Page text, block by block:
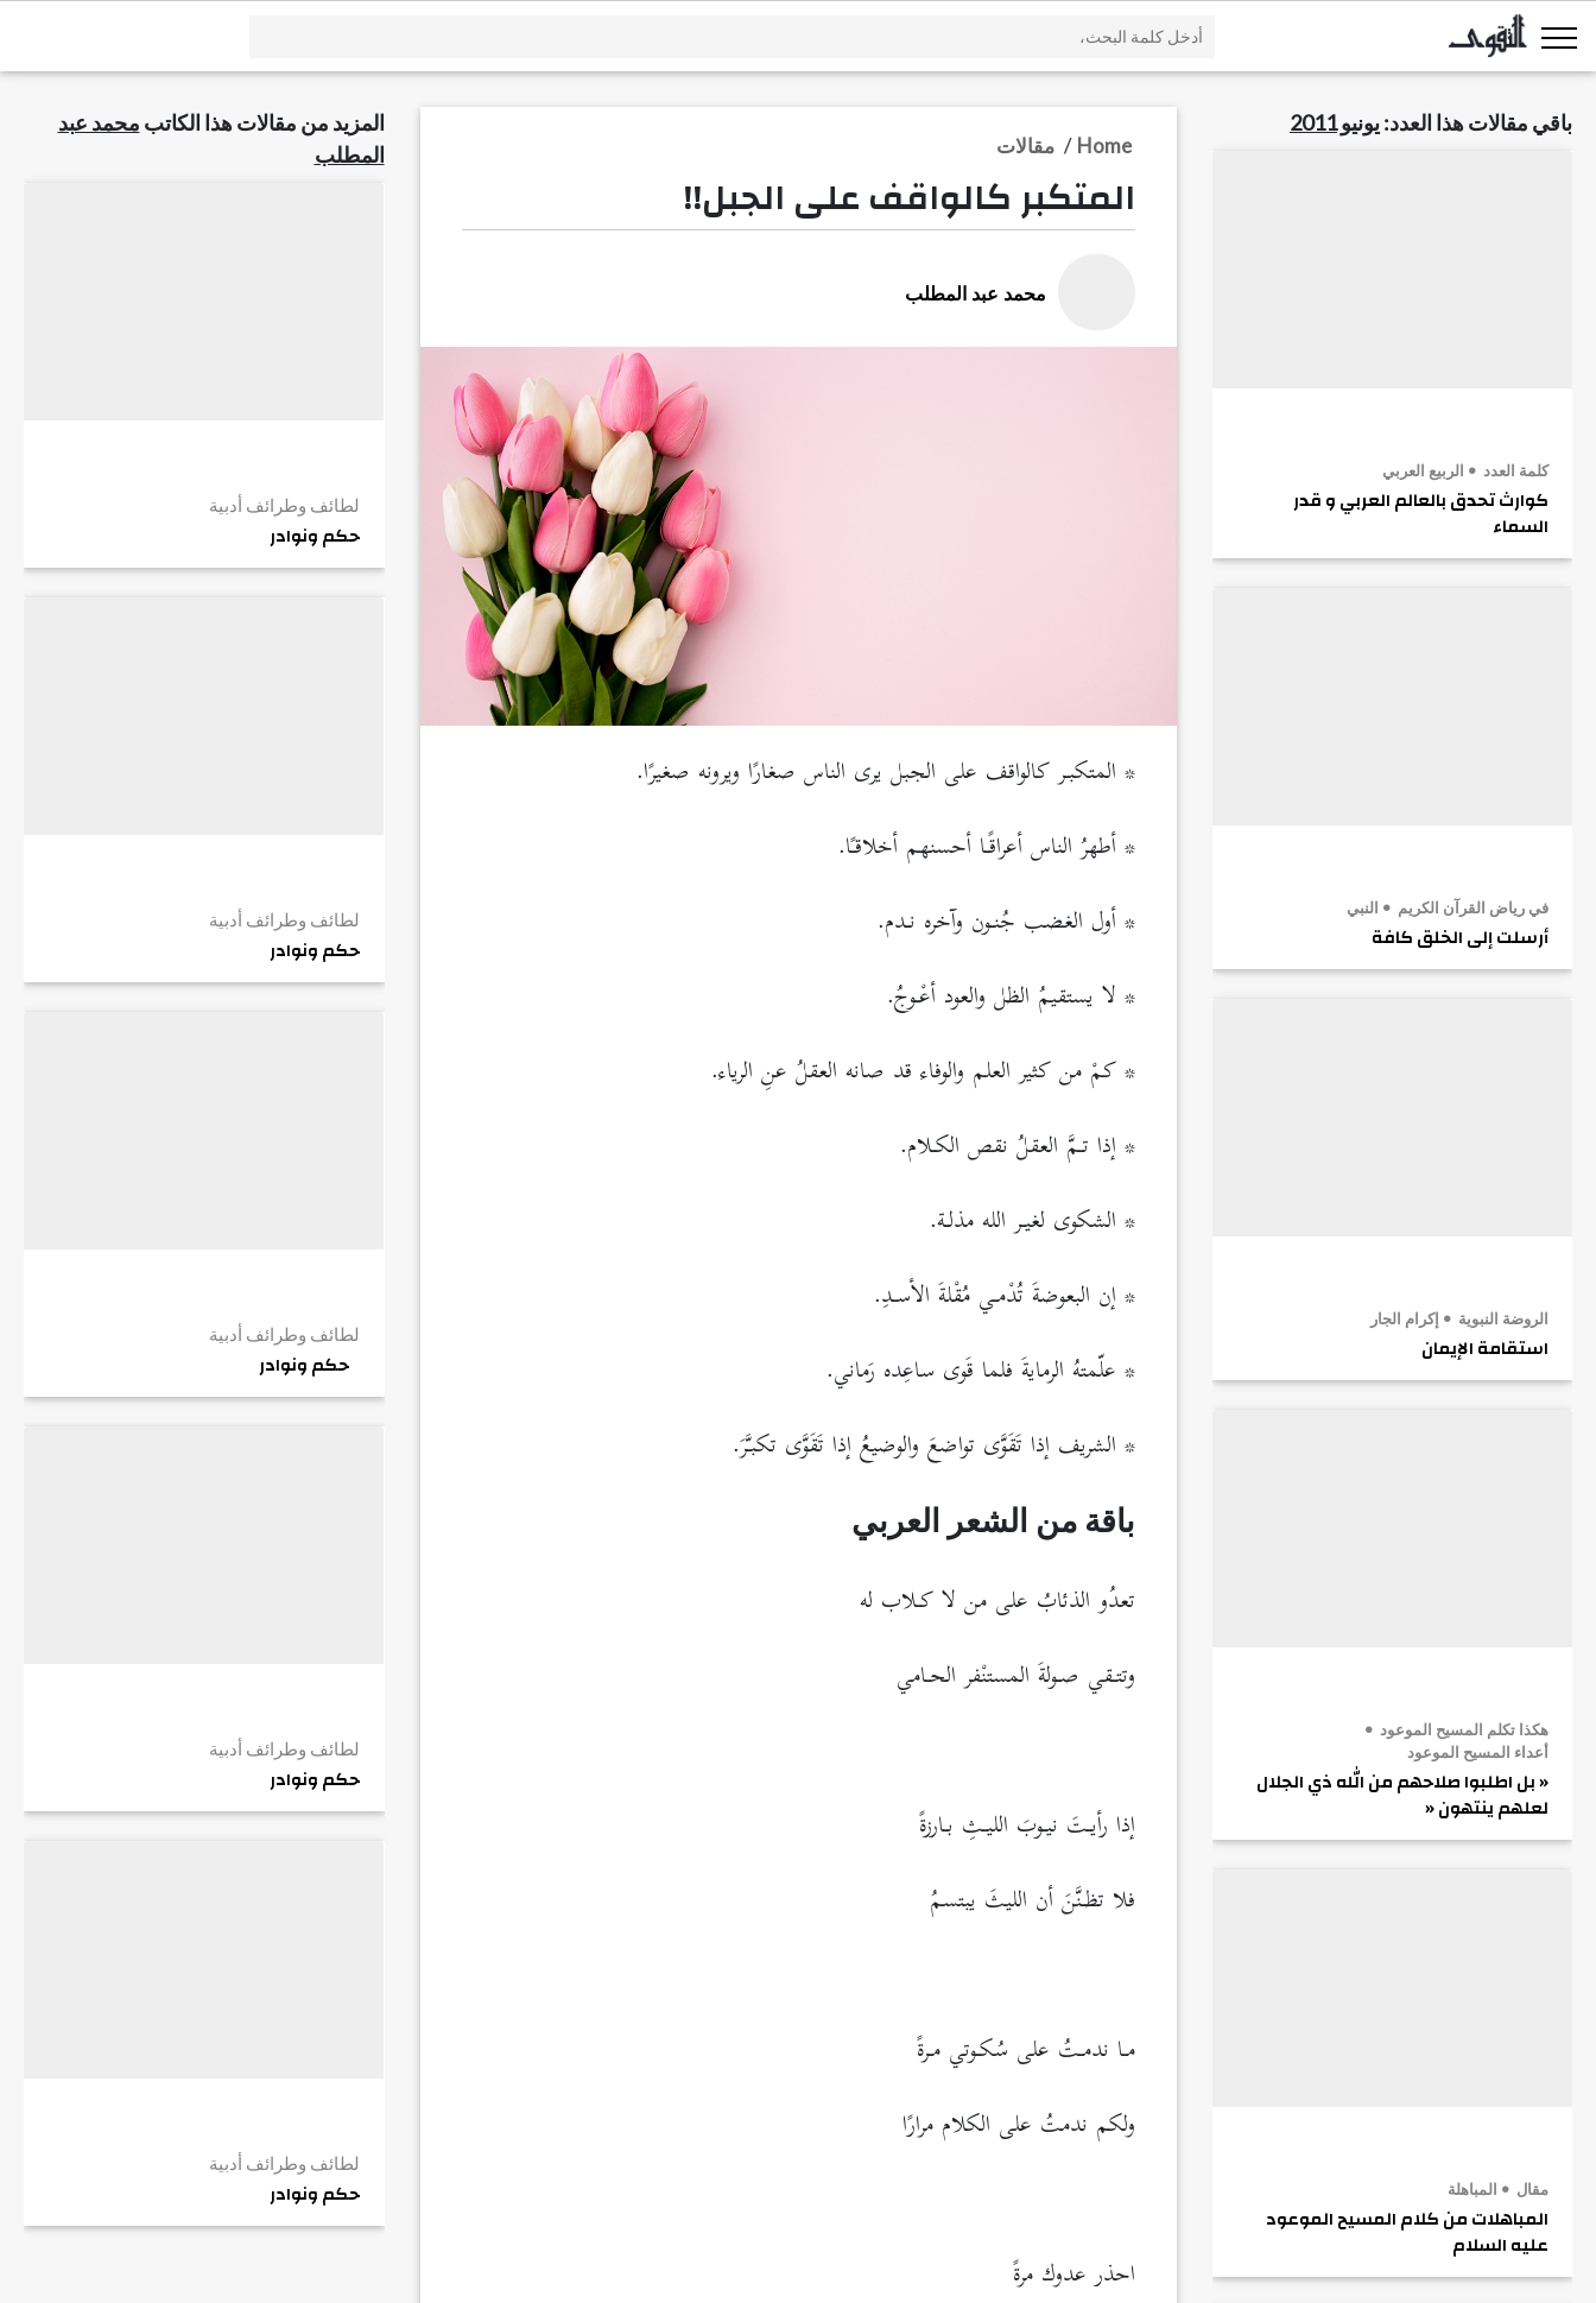
باقي مقالات هذا العدد:يونيو 2011
كلمة العدد الربيع العربي
كوارث تحدق بالعالم العربي و قدر
السماء
في رياض القرآن الكريم النبي
أرسلت إلى الخلق كافة
الروضة النبوية إكرام الجار
استقامة الإيمان
هكذا تكلم المسيح الموعود
أعداء المسيح الموعود
« بل اطلبوا صلاحهم من الله ذي الجلال
لعلهم ينتهون «
مقال المباهلة
المباهلات من كلام المسيح الموعود
عليه السلام
مقالات / Home
المتكبر كالواقف على الجبل!!
محمد عبد المطلب
* المتكبـر كالواقف على الجبل يرى الناس صغارًا ويرونه صغيرًا.
* أطهرُ الناس أعراقًـا أحسنهم أخلاقـًا.
* أول الغضب جُنـون وآخره نـدم.
* لا يستقيمُ الظل والعود أعْـوجُ.
* كمْ من كثير العلم والوفاء قد صانه العقلُ عنِ الرياء.
* إذا تـمَّ العقلُ نقص الكـلام.
* الشكوى لغيـر الله مذلـة.
* إن البعوضةَ تُدْمـي مُقْلةَ الأسـدِ.
* علّمتهُ الرمايةَ فلما قَوى ساعِده رَماني.
* الشريف إذا تَقَوَّى تواضعَ والوضيعُ إذا تَقَوَّى تكبـَّرَ.
باقة من الشعر العربي
تعدُو الذئابُ على من لا كـلاب له
وتتـقي صـولةَ المستنْفر الحـامي
إذا رأيـتَ نيـوبَ الليـثِ بـارزةً
فلا تظـنَّنَ أن الليثَ يبتسمُ
مـا ندمـتُ على سُكـوتي مـرةً
ولكم ندمتُ على الكلام مرارًا
احذر عدوك مرةً
المزيد من مقالات هذا الكاتب محمد عبد
المطلب
لطائف وطرائف أدبية
حكم ونوادر
لطائف وطرائف أدبية
حكم ونوادر
لطائف وطرائف أدبية
حكم ونوادر
لطائف وطرائف أدبية
حكم ونوادر
لطائف وطرائف أدبية
حكم ونوادر